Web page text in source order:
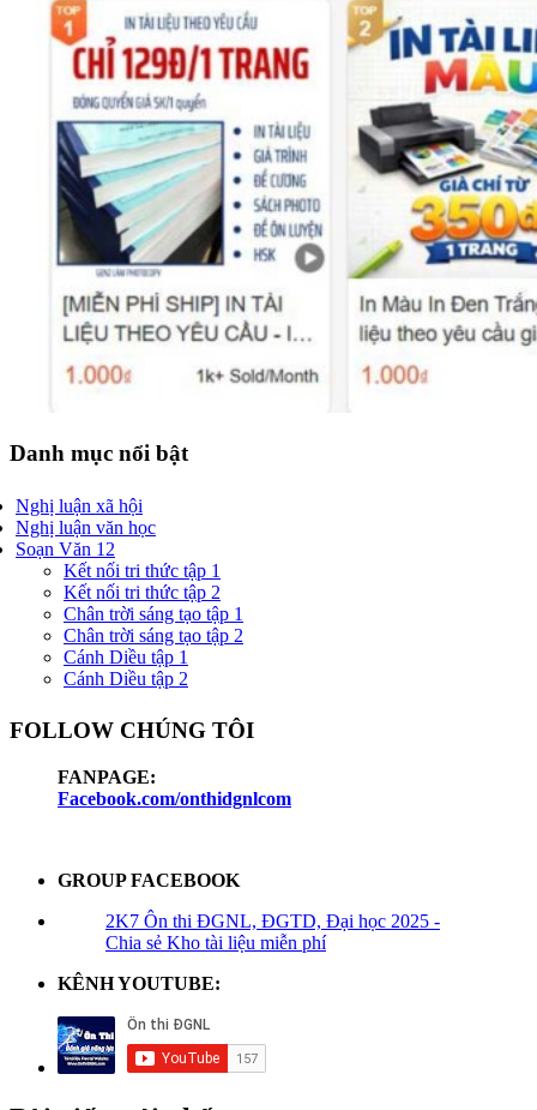
Danh mục nổi bật
Nghị luận xã hội
Nghị luận văn học
Soạn Văn 12
Kết nối tri thức tập 1
Kết nối tri thức tập 2
Chân trời sáng tạo tập 1
Chân trời sáng tạo tập 2
Cánh Diều tập 1
Cánh Diều tập 2
FOLLOW CHÚNG TÔI
FANPAGE:
Facebook.com/onthidgnlcom
GROUP FACEBOOK
2K7 Ôn thi ĐGNL, ĐGTD, Đại học 2025 -
Chia sẻ Kho tài liệu miễn phí
KÊNH YOUTUBE: